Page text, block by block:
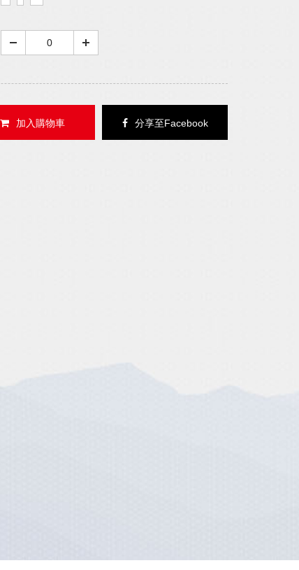
加入購物車 分享至Facebook